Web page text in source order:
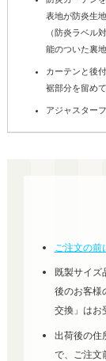
表地が防炎生
（防炎ラベル
能のついた裏
カーテンと後
裾部分を留め
アジャスター
ご注文の前
既製サイズ
後のお客様
交換」はお
出荷後の住
で、ご注文